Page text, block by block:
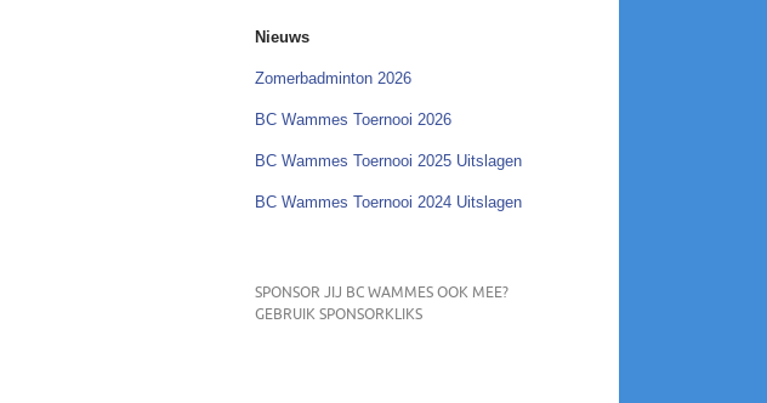
Nieuws
Zomerbadminton 2026
BC Wammes Toernooi 2026
BC Wammes Toernooi 2025 Uitslagen
BC Wammes Toernooi 2024 Uitslagen
SPONSOR JIJ BC WAMMES OOK MEE?
GEBRUIK SPONSORKLIKS